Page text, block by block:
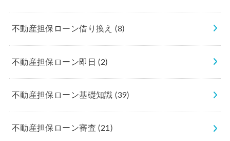
不動産担保ローン借り換え(8)
不動産担保ローン即日(2)
不動産担保ローン基礎知識(39)
不動産担保ローン審査(21)